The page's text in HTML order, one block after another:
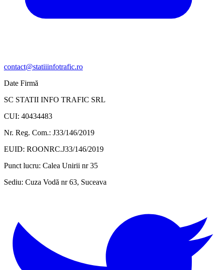
contact@statiiinfotrafic.ro
Date Firmă
SC STATII INFO TRAFIC SRL
CUI: 40434483
Nr. Reg. Com.: J33/146/2019
EUID: ROONRC.J33/146/2019
Punct lucru: Calea Unirii nr 35
Sediu: Cuza Vodă nr 63, Suceava